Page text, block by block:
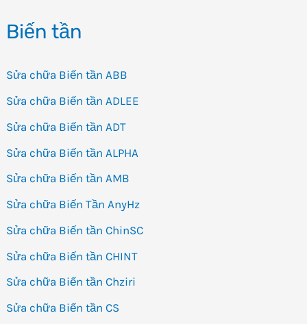
Biến tần
Sửa chữa Biến tần ABB
Sửa chữa Biến tần ADLEE
Sửa chữa Biến tần ADT
Sửa chữa Biến tần ALPHA
Sửa chữa Biến tần AMB
Sửa chữa Biến Tần AnyHz
Sửa chữa Biến tần ChinSC
Sửa chữa Biến tần CHINT
Sửa chữa Biến tần Chziri
Sửa chữa Biến tần CS